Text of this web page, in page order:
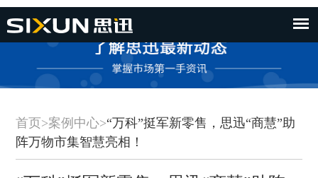
首页>案例中心>“万科”挺军新零售，思迅“商慧”助
阵万物市集智慧亮相！